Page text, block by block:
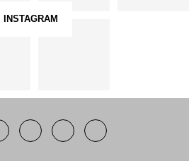
INSTAGRAM